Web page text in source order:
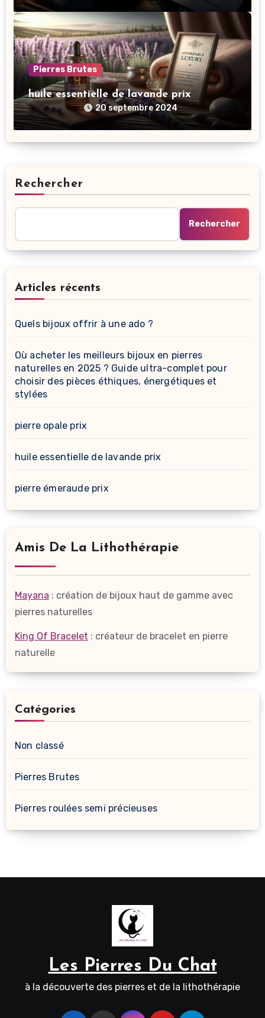
Pierres Brutes
huile essentielle de lavande prix
20 septembre 2024
Rechercher
Rechercher
Articles récents
Quels bijoux offrir à une ado ?
Où acheter les meilleurs bijoux en pierres
naturelles en 2025 ? Guide ultra-complet pour
choisir des pièces éthiques, énergétiques et
stylées
pierre opale prix
huile essentielle de lavande prix
pierre émeraude prix
Amis De La Lithothérapie
Mayana : création de bijoux haut de gamme avec
pierres naturelles
King Of Bracelet : créateur de bracelet en pierre
naturelle
Catégories
Non classé
Pierres Brutes
Pierres roulées semi précieuses
Les Pierres Du Chat
à la découverte des pierres et de la lithothérapie